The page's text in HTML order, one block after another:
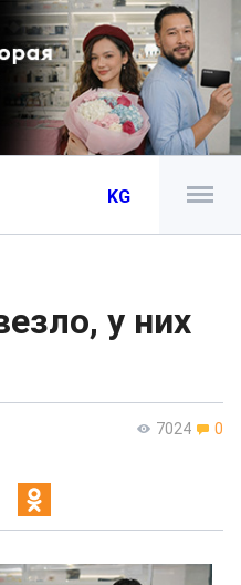
KG
у них
7024 0